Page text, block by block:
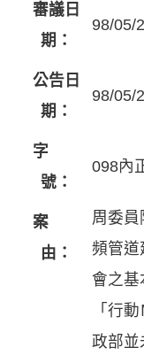
審議日
期：
98/05/
公告日
期：
98/05/
字
號：
098內
案
由：
周委員
頻管道
會之基
「行
政部並